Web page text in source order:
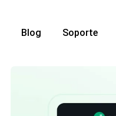
Blog Soporte